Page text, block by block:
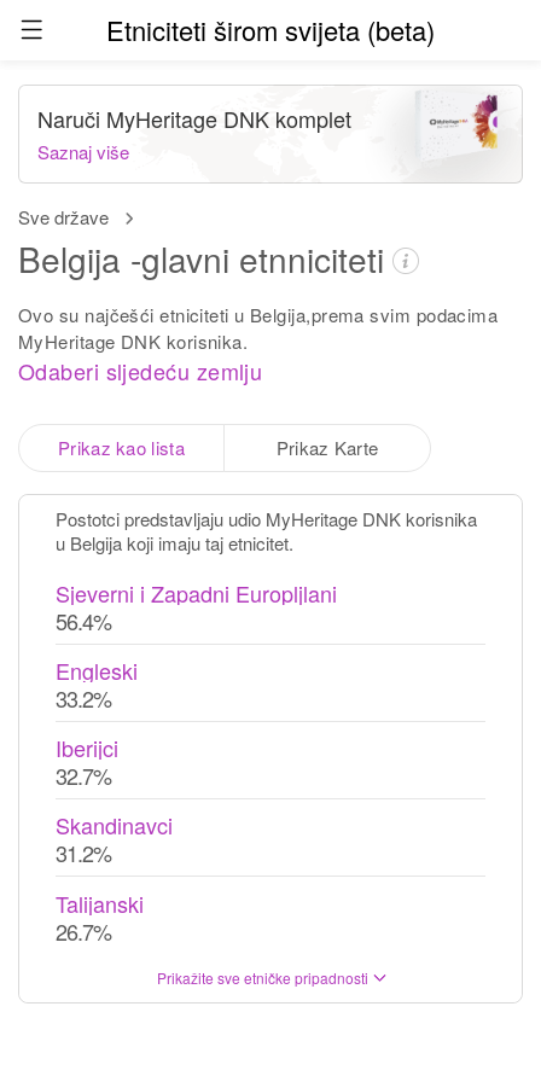
Etniciteti širom svijeta (beta)
Sve države
Belgija -glavni etnniciteti
Ovo su najčešći etniciteti u Belgija,prema svim podacima
MyHeritage DNK korisnika.
Odaberi sljedeću zemlju
Naruči MyHeritage DNK komplet
Saznaj više
Prikaz kao lista Prikaz Karte
Postotci predstavljaju udio MyHeritage DNK korisnika
u Belgija koji imaju taj etnicitet.
Sjeverni i Zapadni Europljlani
56.4%
Engleski
33.2%
Iberijci
32.7%
Skandinavci
31.2%
Talijanski
26.7%
Prikažite sve etničke pripadnosti